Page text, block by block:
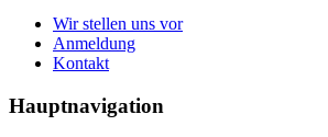
Wir stellen uns vor
Anmeldung
Kontakt
Hauptnavigation